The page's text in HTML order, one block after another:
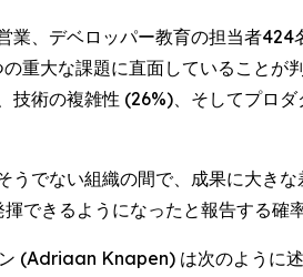
業、デベロッパー教育の担当者
重大な課題に直面していること
術の複雑性 (26%)、そしてプロ
でない組織の間で、成果に大き
できるようになったと報告する確
(Adriaan Knapen) は次のように